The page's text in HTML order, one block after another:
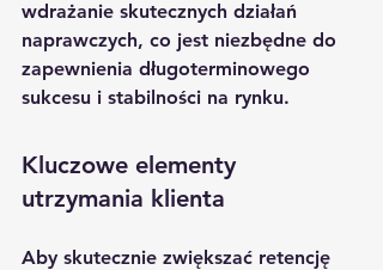
wdrażanie skutecznych działań
naprawczych, co jest niezbędne do
zapewnienia długoterminowego
sukcesu i stabilności na rynku.
Kluczowe elementy
utrzymania klienta
Aby skutecznie zwiększać retencję